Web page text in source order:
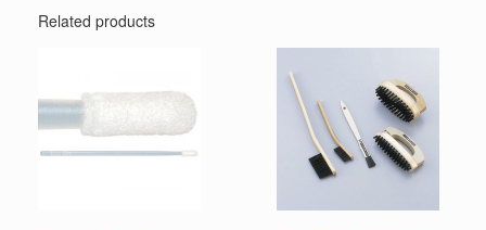
Related products